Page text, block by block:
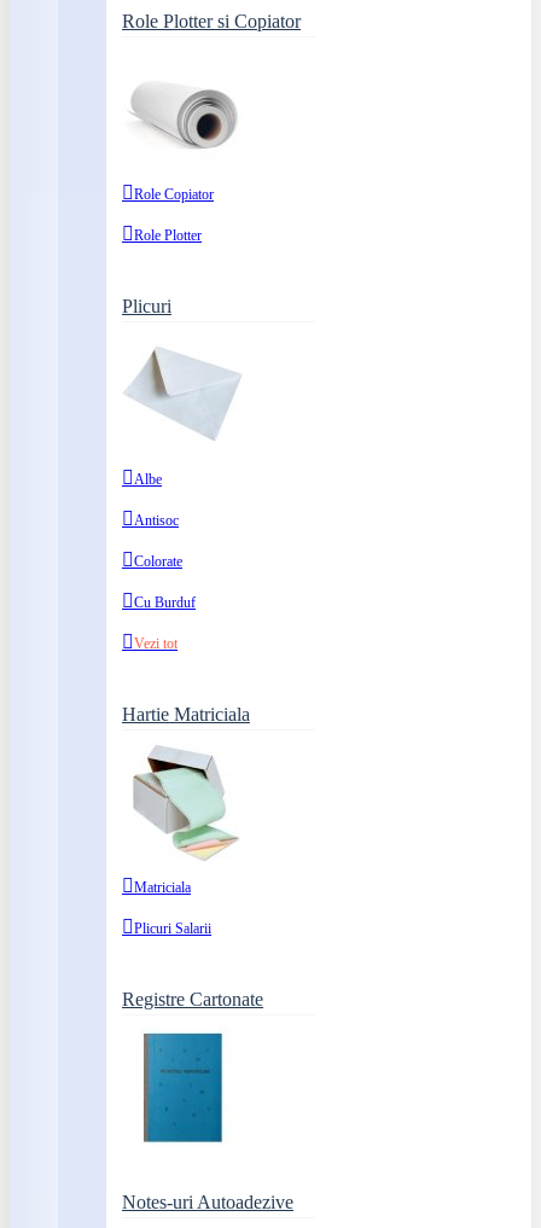
Role Plotter si Copiator
Role Copiator
Role Plotter
Plicuri
Albe
Antisoc
Colorate
Cu Burduf
Vezi tot
Hartie Matriciala
Matriciala
Plicuri Salarii
Registre Cartonate
Notes-uri Autoadezive